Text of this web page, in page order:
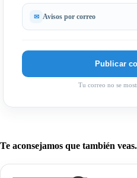
Avisos por correo
Tu correo no se
Te aconsejamos que también